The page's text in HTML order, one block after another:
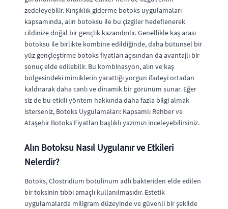
zedeleyebilir. Kırışıklık giderme botoks uygulamaları
kapsamında, alın botoksu ile bu çizgiler hedeflenerek
cildinize doğal bir gençlik kazandırılır. Genellikle kaş arası
botoksu ile birlikte kombine edildiğinde, daha bütünsel bir
yüz gençleştirme botoks fiyatları açısından da avantajlı bir
sonuç elde edilebilir. Bu kombinasyon, alın ve kaş
bölgesindeki mimiklerin yarattığı yorgun ifadeyi ortadan
kaldırarak daha canlı ve dinamik bir görünüm sunar. Eğer
siz de bu etkili yöntem hakkında daha fazla bilgi almak
isterseniz, Botoks Uygulamaları: Kapsamlı Rehber ve
Ataşehir Botoks Fiyatları başlıklı yazımızı inceleyebilirsiniz.
Alın Botoksu Nasıl Uygulanır ve Etkileri
Nelerdir?
Botoks, Clostridium botulinum adlı bakteriden elde edilen
bir toksinin tıbbi amaçlı kullanılmasıdır. Estetik
uygulamalarda miligram düzeyinde ve güvenli bir şekilde